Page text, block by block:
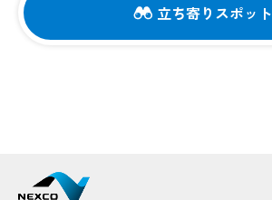
立ち寄りスポット